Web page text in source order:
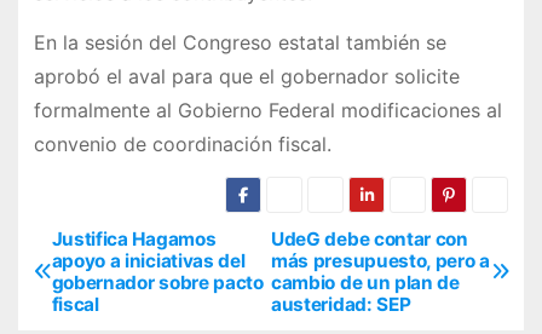
En la sesión del Congreso estatal también se
aprobó el aval para que el gobernador solicite
formalmente al Gobierno Federal modificaciones al
convenio de coordinación fiscal.
N
a
UdeG debe contar con
más presupuesto, pero a
cambio de un plan de
austeridad: SEP
Justifica Hagamos
apoyo a iniciativas del
gobernador sobre pacto
fiscal